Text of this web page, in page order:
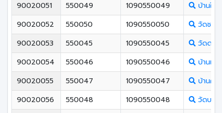
90020051
550049 1090550049
บ้านใต้
90020052
550050 1090550050
วัดชลธ
90020053
550045 1090550045
วัดดอน
90020054
550046 1090550046
บ้านเกา
90020055
550047 1090550047
บ้านคว
90020056
550048 1090550048
วัดบาง